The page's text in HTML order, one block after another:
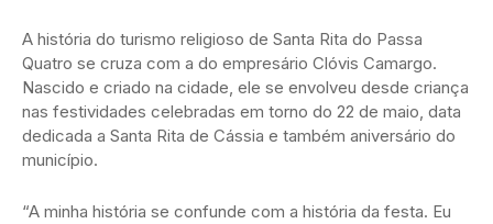
A história do turismo religioso de Santa Rita do Passa
Quatro se cruza com a do empresário Clóvis Camargo.
Nascido e criado na cidade, ele se envolveu desde criança
nas festividades celebradas em torno do 22 de maio, data
dedicada a Santa Rita de Cássia e também aniversário do
município.
“A minha história se confunde com a história da festa. Eu